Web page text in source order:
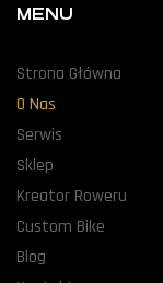
MENU
Strona Główna
O Nas
Serwis
Sklep
Kreator Roweru
Custom Bike
Blog